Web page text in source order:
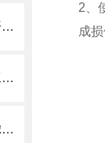
拉链式丝杠防护罩能够随部件做伸开或压缩运动
不锈钢板导轨防护罩能够在恶劣的工作环境中长期使用
自动排屑机用户选择型号时，需考虑哪些事项？
2、
成